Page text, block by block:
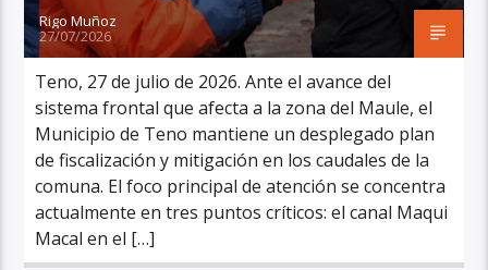
Rigo Muñoz
27/07/2026
Teno, 27 de julio de 2026. Ante el avance del
sistema frontal que afecta a la zona del Maule, el
Municipio de Teno mantiene un desplegado plan
de fiscalización y mitigación en los caudales de la
comuna. El foco principal de atención se concentra
actualmente en tres puntos críticos: el canal Maqui
Macal en el […]